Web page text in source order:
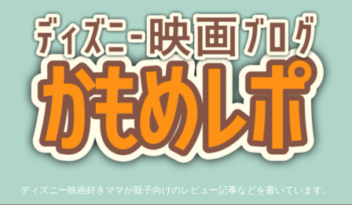
ディズニー映画好きママが親子向けのレビュー記事などを書いています。